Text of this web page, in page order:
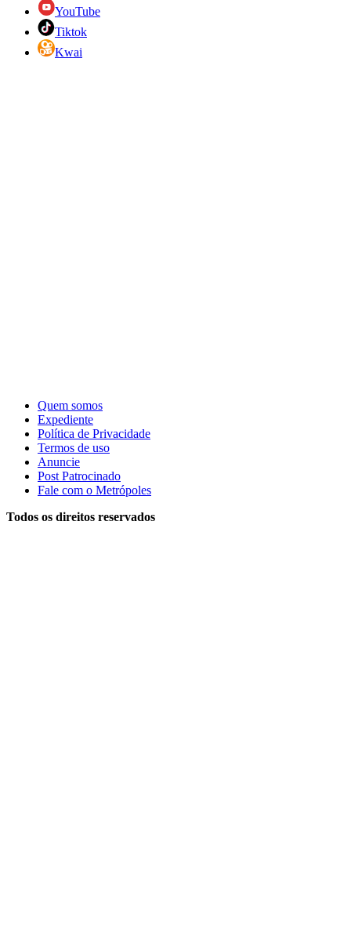
YouTube
Tiktok
Kwai
Quem somos
Expediente
Política de Privacidade
Termos de uso
Anuncie
Post Patrocinado
Fale com o Metrópoles
Todos os direitos reservados